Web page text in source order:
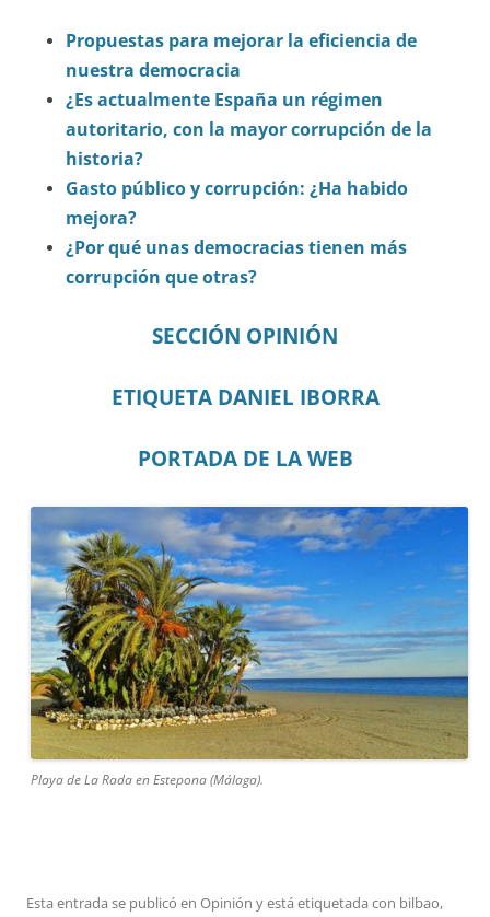
Propuestas para mejorar la eficiencia de
nuestra democracia
¿Es actualmente España un régimen
autoritario, con la mayor corrupción de la
historia?
Gasto público y corrupción: ¿Ha habido
mejora?
¿Por qué unas democracias tienen más
corrupción que otras?
SECCIÓN OPINIÓN
ETIQUETA DANIEL IBORRA
PORTADA DE LA WEB
Playa de La Rada en Estepona (Málaga).
Esta entrada se publicó en Opinión y está etiquetada con bilbao,